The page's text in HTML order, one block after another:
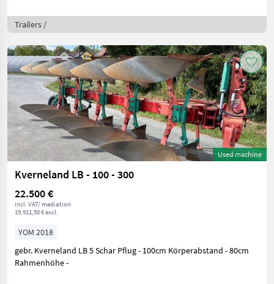
Trailers /
Used machine
Kverneland LB - 100 - 300
22.500 €
incl. VAT/ mediation
19.911,50 € excl.
YOM 2018
gebr. Kverneland LB 5 Schar Pflug - 100cm Körperabstand - 80cm
Rahmenhöhe -